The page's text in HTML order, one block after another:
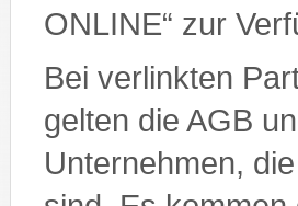
ONLINE“ zur
Bei verlinkten
gelten die AGB
Unternehmen,